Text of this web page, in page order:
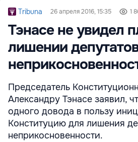
Tribuna 26 апреля 2016, 15:35 1
Тэнасе не увидел
лишении
Председатель
Александру Тэнасе заявил,
одного довода в пользу
Конституцию для лишения
неприкосновенности.